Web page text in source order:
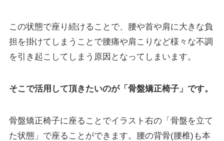
この状態で座り続けることで、腰や首や肩に大きな負
担を掛けてしまうことで腰痛や肩こりなど様々な不調
を引き起こしてしまう原因となってしまいます。
そこで活用して頂きたいのが「骨盤矯正椅子」です。
骨盤矯正椅子に座ることでイラスト右の「骨盤を立て
た状態」で座ることができます。腰の背骨(腰椎)も本